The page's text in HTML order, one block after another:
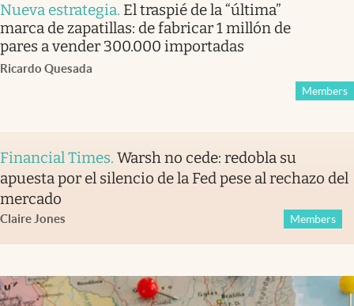
Nueva estrategia. El traspié de la “última”
marca de zapatillas: de fabricar 1 millón de
pares a vender 300.000 importadas
Ricardo Quesada
Members
Financial Times. Warsh no cede: redobla su
apuesta por el silencio de la Fed pese al rechazo del
mercado
Claire Jones Members